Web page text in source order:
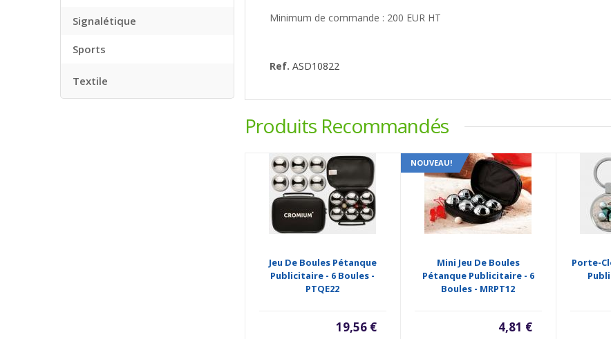
Signalétique
Sports
Textile
Minimum de commande : 200 EUR HT
Ref. ASD10822
Produits Recommandés
Jeu De Boules Pétanque
Publicitaire - 6 Boules -
PTQE22
19,56 €
NOUVEAU!
Mini Jeu De Boules
Pétanque Publicitaire - 6
Boules - MRPT12
4,81 €
Porte-